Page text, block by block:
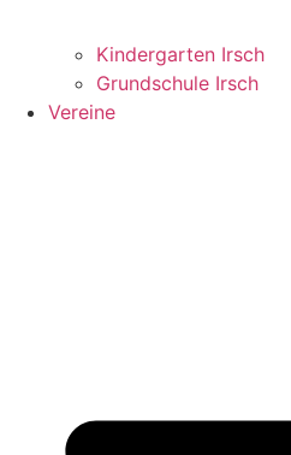
Kindergarten Irsch
Grundschule Irsch
Vereine